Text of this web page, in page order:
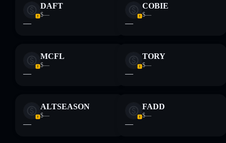
DAFT
$—
—
COBIE
$—
—
MCFL
$—
—
TORY
$—
—
ALTSEASON
$—
—
FADD
$—
—